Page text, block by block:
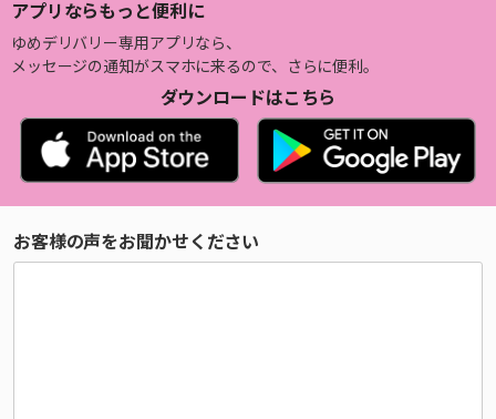
アプリならもっと便利に
ゆめデリバリー専用アプリなら、
メッセージの通知がスマホに来るので、さらに便利。
ダウンロードはこちら
お客様の声をお聞かせください